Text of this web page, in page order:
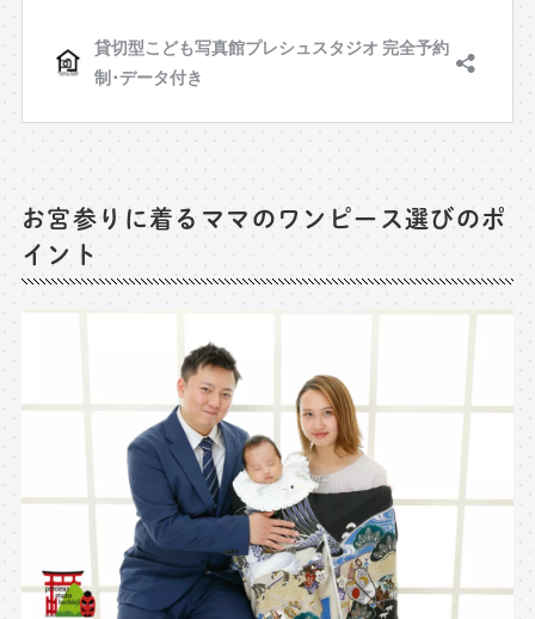
お宮参りに着るママのワンピース選びのポ
イント